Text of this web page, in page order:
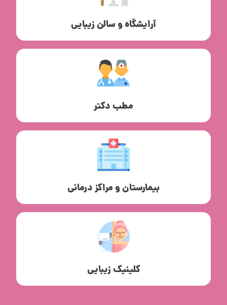
آرایشگاه و سالن زیبایی
مطب دکتر
بیمارستان و مراکز درمانی
کلینیک زیبایی